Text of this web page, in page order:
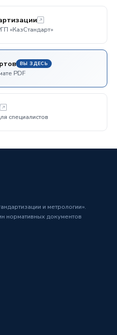
«КазСтандарт»
ВЫ ЗДЕСЬ
PDF
специалистов
и метрологии».
нормативных документов